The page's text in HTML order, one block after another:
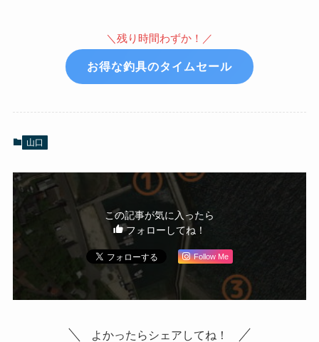
＼残り時間わずか！／
お得な釣具のタイムセール
山口
この記事が気に入ったら
フォローしてね！
Follow Me
よかったらシェアしてね！